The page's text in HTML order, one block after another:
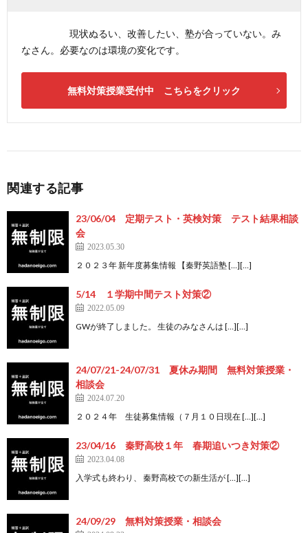
現状ぬるい、改善したい、塾が合っていない。み
なさん。必要なのは環境の変化です。
無料対策授業受付中 こちらをクリック
関連する記事
23/06/04 定期テスト・英検対策 テスト結果相談
会
2023.05.30
２０２３年 新年度募集情報 【秦野英語塾 […][…]
5/14 １学期中間テスト対策②
2022.05.09
GWが終了しました。 生徒のみなさんは […][…]
24/07/21-24/07/31 夏休み期間 無料対策授業・
相談会
2024.07.20
２０２４年 生徒募集情報（７月１０日現在 […][…]
23/04/16 秦野高校１年 春期追いつき対策②
2023.04.08
入学式も終わり、 秦野高校での新生活が […][…]
24/09/29 無料対策授業・相談会